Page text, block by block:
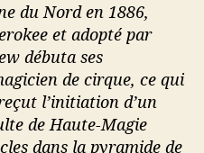
du Nord en 1886,
et adopté par
débuta ses
de cirque, ce qui
l’initiation d’un
de Haute-Magie
dans la pyramide de